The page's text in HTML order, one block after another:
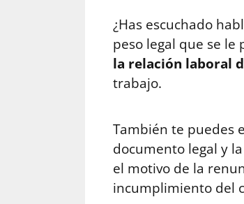
¿Has escuchado
peso legal que se le
la relación laboral
trabajo.
También te puedes
documento legal y
el motivo de la
incumplimiento del